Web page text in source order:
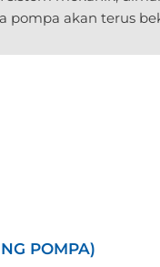
pompa akan terus
POMPA)